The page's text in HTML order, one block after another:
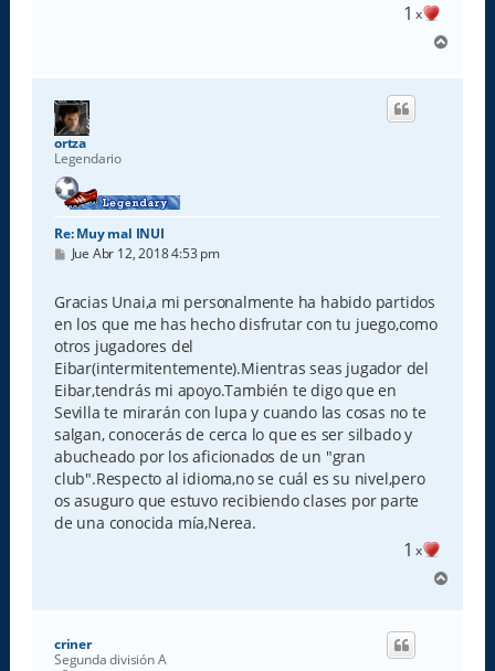
1 x
r
ortza
Legendario
Re: Muy mal INUI
M
s
a
j
e
Jue Abr 12, 2018 4:53 pm
Gracias Unai,a mi personalmente ha habido partidos
en los que me has hecho disfrutar con tu juego,como
otros jugadores del
Eibar(intermitentemente).Mientras seas jugador del
Eibar,tendrás mi apoyo.También te digo que en
Sevilla te mirarán con lupa y cuando las cosas no te
salgan, conocerás de cerca lo que es ser silbado y
abucheado por los aficionados de un "gran
club".Respecto al idioma,no se cuál es su nivel,pero
os asuguro que estuvo recibiendo clases por parte
de una conocida mía,Nerea.
1 x
r
criner
Segunda división A